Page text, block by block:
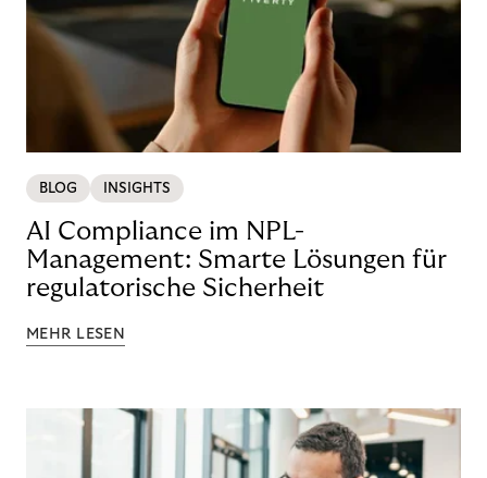
BLOG INSIGHTS
AI Compliance im NPL-
Management: Smarte Lösungen für
regulatorische Sicherheit
MEHR LESEN